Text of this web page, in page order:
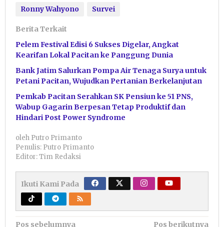
Ronny Wahyono
Survei
Berita Terkait
Pelem Festival Edisi 6 Sukses Digelar, Angkat
Kearifan Lokal Pacitan ke Panggung Dunia
Bank Jatim Salurkan Pompa Air Tenaga Surya untuk
Petani Pacitan, Wujudkan Pertanian Berkelanjutan
Pemkab Pacitan Serahkan SK Pensiun ke 51 PNS,
Wabup Gagarin Berpesan Tetap Produktif dan
Hindari Post Power Syndrome
oleh Putro Primanto
Penulis: Putro Primanto
Editor: Tim Redaksi
Ikuti Kami Pada
Pos sebelumnya
Pos berikutnya